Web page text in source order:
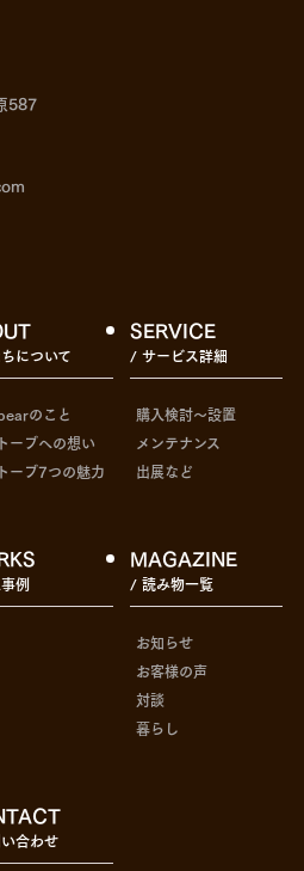
587
について
のこと
ーブへの想い
ーブ7つの魅力
SERVICE
/ サービス詳細
購入検討〜設置
メンテナンス
出展など
例
MAGAZINE
/ 読み物一覧
お知らせ
お客様の声
対談
暮らし
合わせ